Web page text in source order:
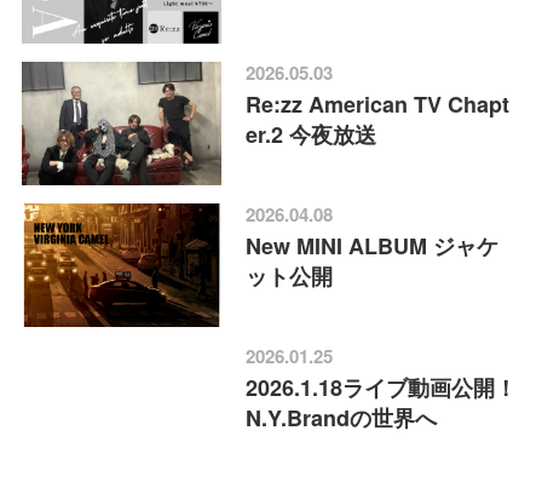
2026.05.03
Re:zz American TV Chapt
er.2 今夜放送
2026.04.08
New MINI ALBUM ジャケ
ット公開
2026.01.25
2026.1.18ライブ動画公開！
N.Y.Brandの世界へ